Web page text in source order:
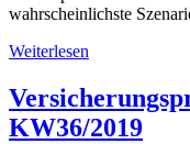
wahrscheinlichste
Weiterlesen
KW36/2019